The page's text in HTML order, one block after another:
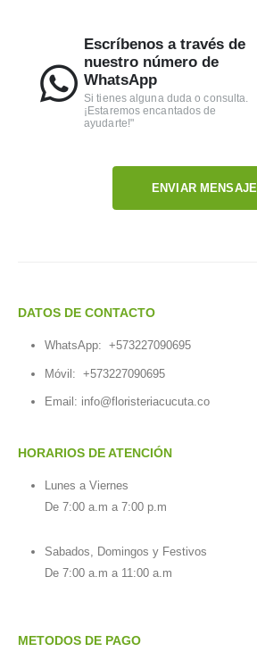
Escríbenos a través de
nuestro número de
WhatsApp
Si tienes alguna duda o consulta.
¡Estaremos encantados de
ayudarte!"
ENVIAR MENSAJE
DATOS DE CONTACTO
WhatsApp: +573227090695
Móvil: +573227090695
Email: info@floristeriacucuta.co
HORARIOS DE ATENCIÓN
Lunes a Viernes
De 7:00 a.m a 7:00 p.m
Sabados, Domingos y Festivos
De 7:00 a.m a 11:00 a.m
METODOS DE PAGO